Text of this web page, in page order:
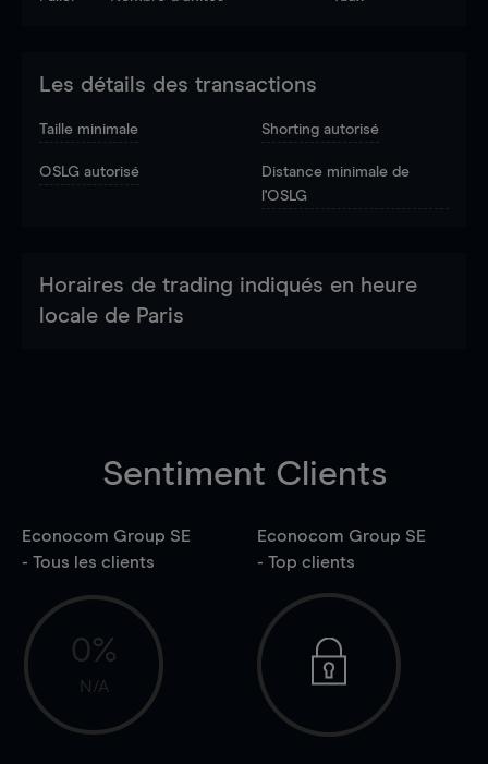
Les détails des transactions
Taille minimale Shorting autorisé
OSLG autorisé
Distance minimale de
l'OSLG
Horaires de trading indiqués en heure
locale de Paris
Sentiment Clients
Econocom Group SE
- Tous les clients
0%
N/A
Econocom Group SE
- Top clients